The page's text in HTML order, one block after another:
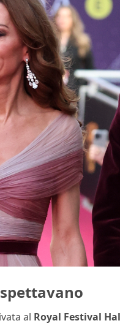
al Royal Festival